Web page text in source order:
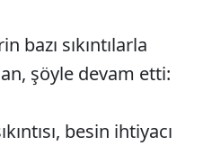
bazı sıkıntılarla
şöyle devam etti:
besin ihtiyacı